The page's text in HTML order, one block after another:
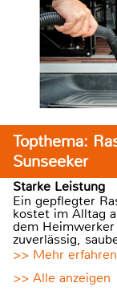
Topthema:
Sunseeker
Starke Leistung
Ein gepflegter
kostet im Alltag
dem
zuverlässig,
>> Mehr erfahren
>> Alle anzeigen